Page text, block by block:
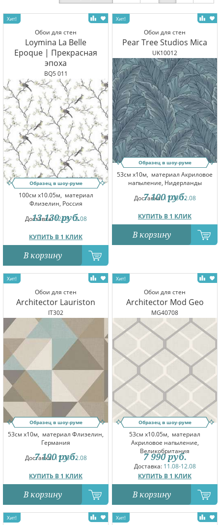
Обои для стен
Loymina La Belle
Epoque | Прекрасная
эпоха
BQ5 011
Образец в шоу-руме
100см x10.05м, материал
Флизелин, Россия
Доставка:12.08-13.08
КУПИТЬ В 1 КЛИК
13 130 руб.
В корзину
Обои для стен
Pear Tree Studios Mica
UK10012
Образец в шоу-руме
53см x10м, материал Акриловое
напыление, Нидерланды
Доставка:11.08-12.08
КУПИТЬ В 1 КЛИК
7 100 руб.
В корзину
Обои для стен
Architector Lauriston
IT302
Образец в шоу-руме
53см x10м, материал Флизелин,
Германия
Доставка:11.08-12.08
КУПИТЬ В 1 КЛИК
7 190 руб.
В корзину
Обои для стен
Architector Mod Geo
MG40708
Образец в шоу-руме
53см x10.05м, материал
Акриловое напыление,
Великобритания
Доставка: 11.08-12.08
КУПИТЬ В 1 КЛИК
7 990 руб.
В корзину